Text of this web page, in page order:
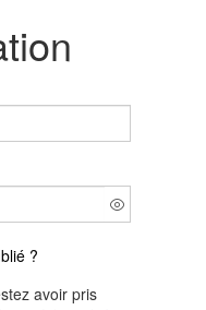
?
avoir pris